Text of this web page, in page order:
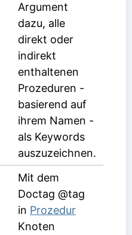
Argument
dazu, alle
direkt oder
indirekt
enthaltenen
Prozeduren -
basierend auf
ihrem Namen -
als Keywords
auszuzeichnen.
Mit dem
Doctag @tag
in Prozedur
Knoten